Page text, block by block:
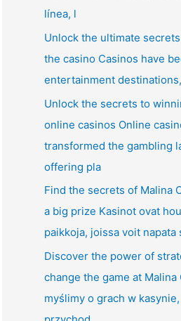
línea, l
Unlock the ultimate
the casino Casinos have
entertainment
Unlock the secrets to
online casinos Online
transformed the gambling
offering pla
Find the secrets of Malina
a big prize Kasinot ovat
paikkoja, joissa voit napata
Discover the power of
change the game at
myślimy o grach w